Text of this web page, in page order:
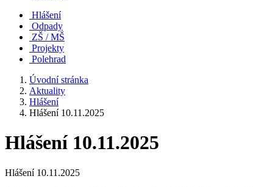
Hlášení
Odpady
ZŠ / MŠ
Projekty
Polehrad
Úvodní stránka
Aktuality
Hlášení
Hlášení 10.11.2025
Hlášení 10.11.2025
Hlášení 10.11.2025